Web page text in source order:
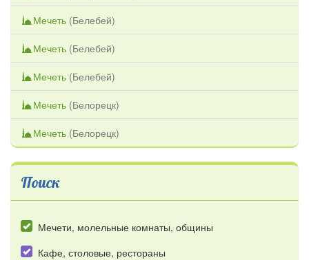
Мечеть (Белебей)
Мечеть (Белебей)
Мечеть (Белебей)
Мечеть (Белорецк)
Мечеть (Белорецк)
Поиск
Мечети, молельные комнаты, общины
Кафе, столовые, рестораны